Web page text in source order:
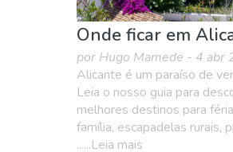
Onde ficar em
por Hugo Mamede - 4 abr
Alicante é um paraíso de
Leia o nosso guia para
melhores destinos para
família, escapadelas rurais,
......Leia mais